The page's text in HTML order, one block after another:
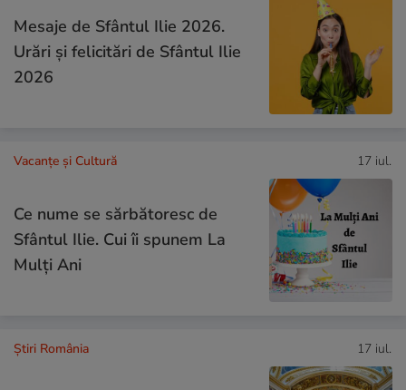
Mesaje de Sfântul Ilie 2026.
Urări și felicitări de Sfântul Ilie
2026
Vacanțe și Cultură 17 iul.
Ce nume se sărbătoresc de
Sfântul Ilie. Cui îi spunem La
Mulți Ani
Știri România 17 iul.